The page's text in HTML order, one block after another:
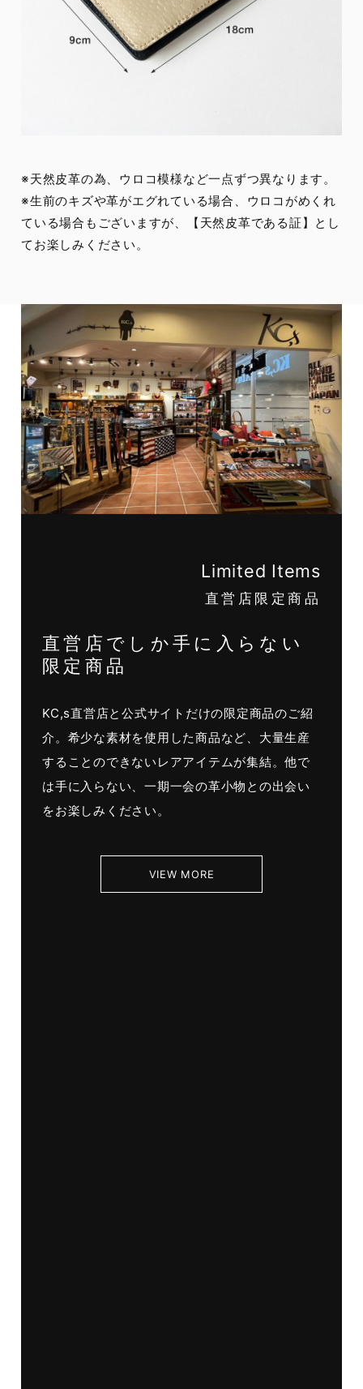
※天然皮革の為、ウロコ模様など一点ずつ異なります。
※生前のキズや革がエグれている場合、ウロコがめくれ
ている場合もございますが、【天然皮革である証】とし
てお楽しみください。
Limited Items
直営店限定商品
直営店でしか手に入らない
限定商品
KC,s直営店と公式サイトだけの限定商品のご紹
介。希少な素材を使用した商品など、大量生産
することのできないレアアイテムが集結。他で
は手に入らない、一期一会の革小物との出会い
をお楽しみください。
VIEW MORE